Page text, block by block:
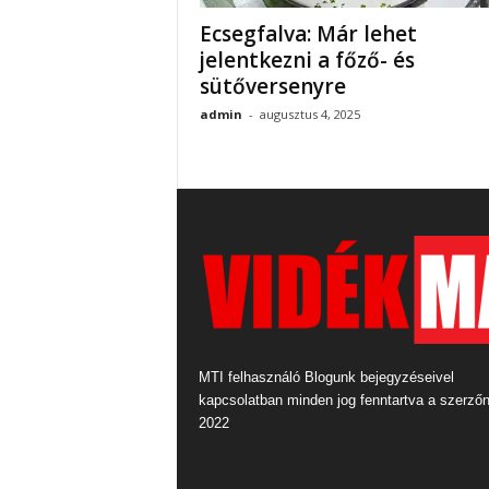
Ecsegfalva: Már lehet
jelentkezni a főző- és
sütőversenyre
admin - augusztus 4, 2025
MTI felhasználó Blogunk bejegyzéseivel
kapcsolatban minden jog fenntartva a
2022